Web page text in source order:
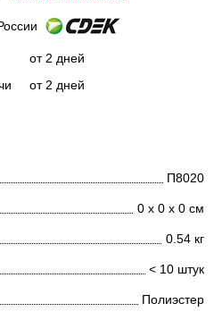
от 2 дней
от 2 дней
П8020
0 х 0 х 0 см
0.54 кг
< 10 штук
Полиэстер